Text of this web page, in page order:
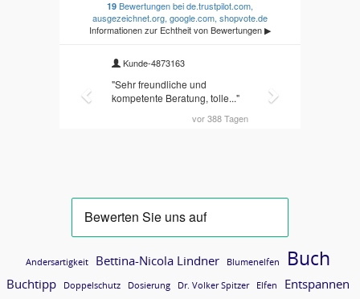
Andersartigkeit Bettina-Nicola Lindner Blumenelfen Buch
Buchtipp Doppelschutz Dosierung Dr. Volker Spitzer Elfen Entspannen